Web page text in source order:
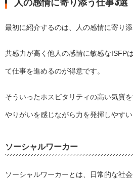
最初に紹介するのは、人の感情に寄り
共感力が高く他人の感情に敏感なISFP
て仕事を進めるのが得意です。
そういったホスピタリティの高い気質
やりがいを感じながら力を発揮しやすい
ソーシャルワーカー
ソーシャルワーカーとは、日常的な社